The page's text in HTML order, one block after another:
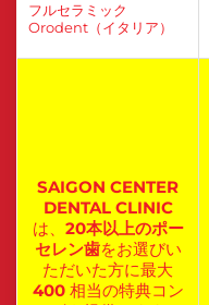
フルセラミック
Orodent（イタリア）
SAIGON CENTER
DENTAL CLINIC
は、 20本以上のポー
セレン歯をお選びい
ただいた方に最大
400相当の特典コン